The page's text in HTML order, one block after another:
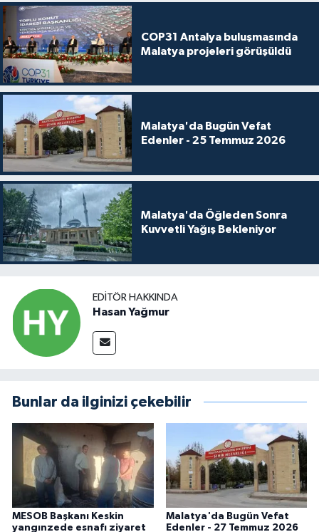
COP31 Antalya buluşmasında
Malatya projeleri görüşüldü
Malatya'da Bugün Vefat
Edenler - 25 Temmuz 2026
Malatya'da Öğleden Sonra
Kuvvetli Yağış Bekleniyor
EDITÖR HAKKINDA
Hasan Yağmur
Bunlar da ilginizi çekebilir
MESOB Başkanı Keskin
yangınzede esnafı ziyaret
Malatya'da Bugün Vefat
Edenler - 27 Temmuz 2026